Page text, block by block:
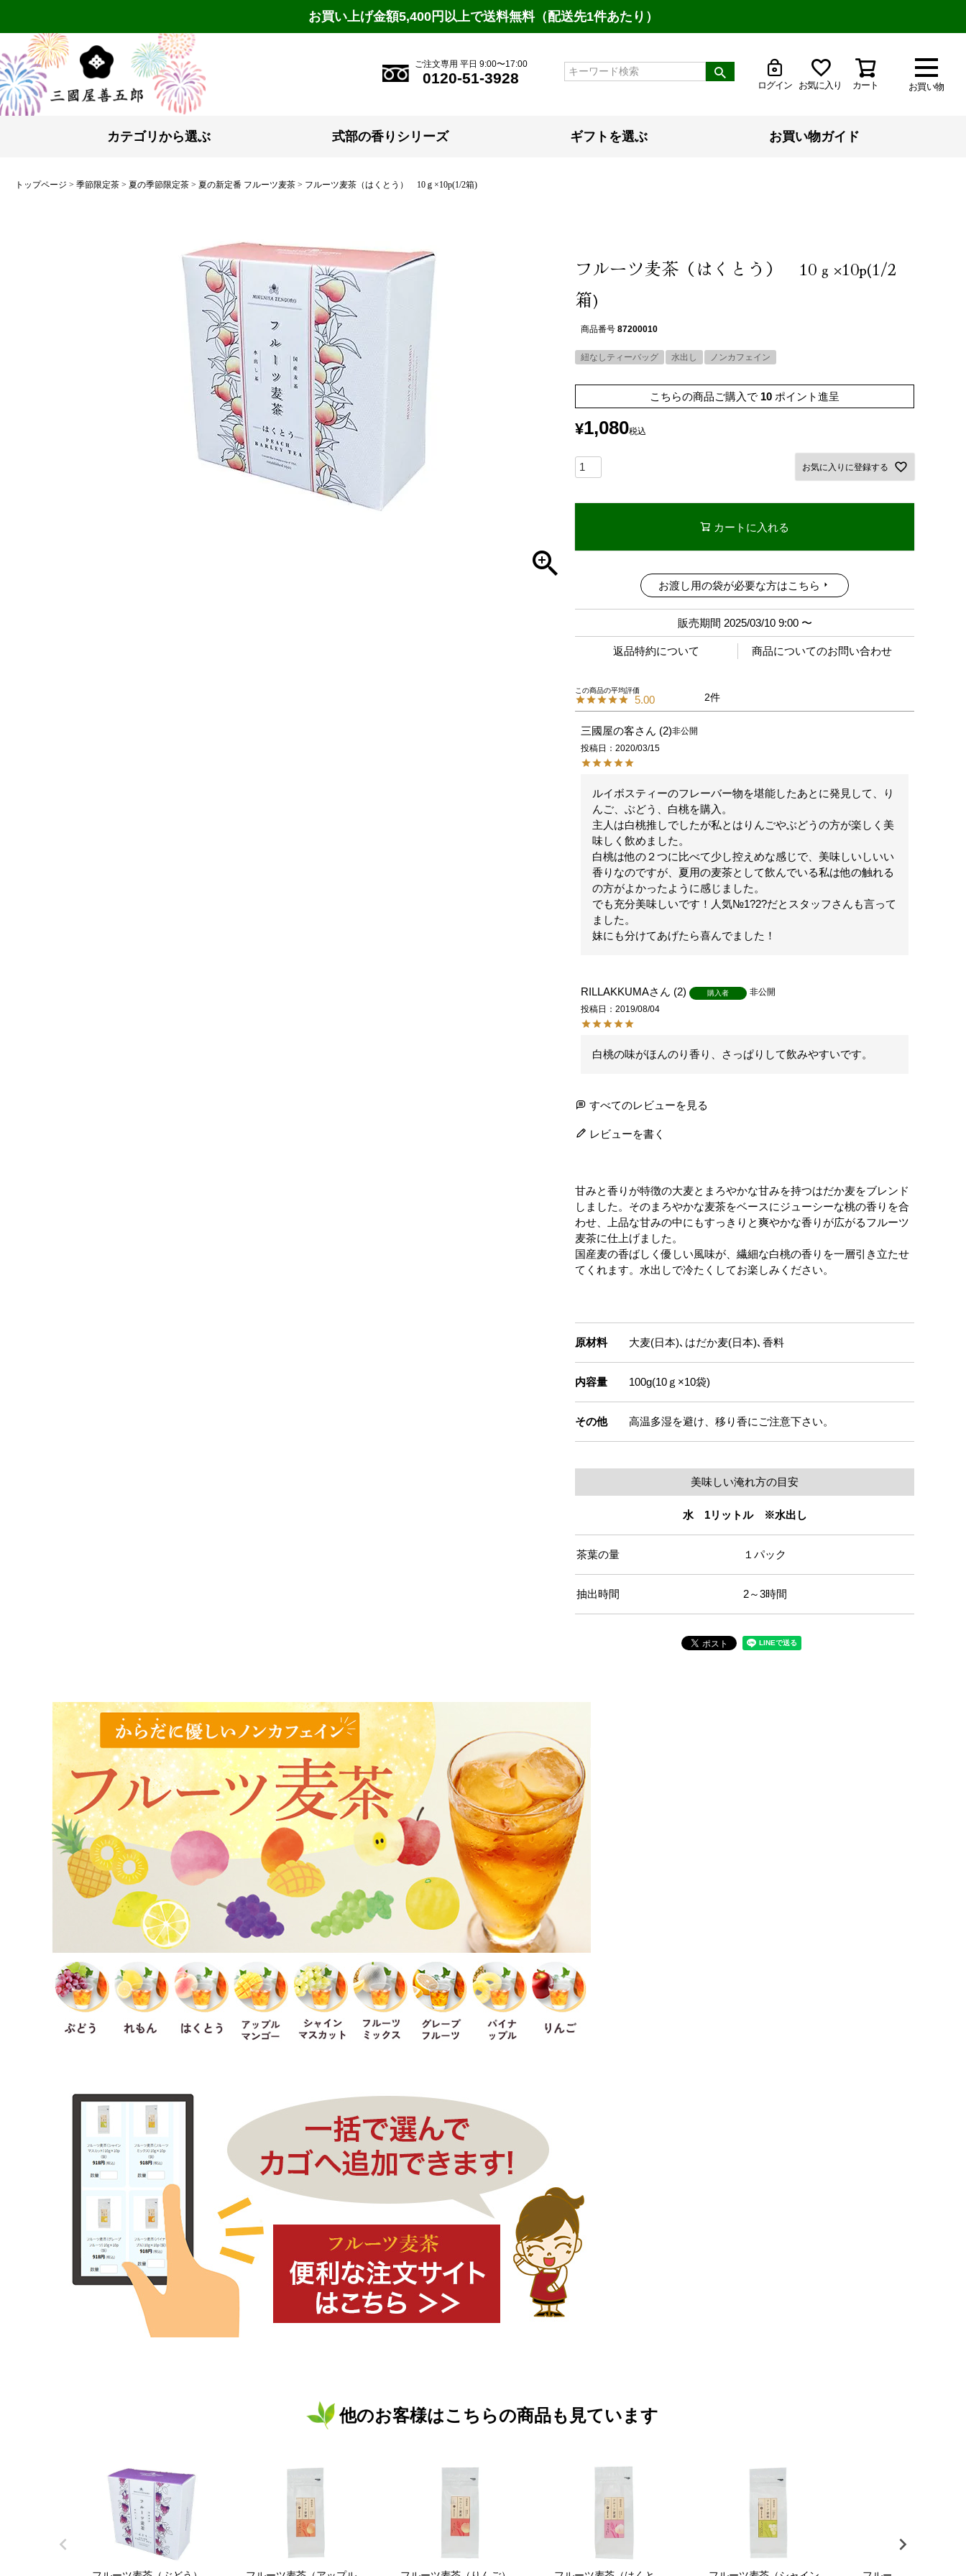
お買い上げ金額5,400円以上で送料無料（配送先1件あたり）
お買い物
ご注文専用 平日 9:00〜17:00
0120-51-3928 ログイン お気に入り カート
カテゴリから選ぶ 式部の香りシリーズ ギフトを選ぶ お買い物ガイド
トップページ 季節限定茶 夏の季節限定茶 夏の新定番 フルーツ麦茶 フルーツ麦茶（はくとう） 10ｇ×10p(1/2箱)
フルーツ麦茶（はくとう） 10ｇ×10p(1/2
箱)
商品番号 87200010
紐なしティーバッグ 水出し ノンカフェイン
こちらの商品ご購入で 10 ポイント進呈
¥1,080税込
お気に入りに登録する
カートに入れる
お渡し用の袋が必要な方はこちら
販売期間 2025/03/10 9:00 〜
返品特約について 商品についてのお問い合わせ
5.00 2
三國屋の客 2 非公開
投稿日
2020/03/15
ルイボスティーのフレーバー物を堪能したあとに発見して、り
んご、ぶどう、白桃を購入。
主人は白桃推しでしたが私とはりんごやぶどうの方が楽しく美
味しく飲めました。
白桃は他の２つに比べて少し控えめな感じで、美味しいしいい
香りなのですが、夏用の麦茶として飲んでいる私は他の触れる
の方がよかったように感じました。
でも充分美味しいです！人気№1?2?だとスタッフさんも言って
ました。
妹にも分けてあげたら喜んでました！
RILLAKKUMA 2 購入者
非公開
投稿日
2019/08/04
白桃の味がほんのり香り、さっぱりして飲みやすいです。
すべてのレビューを見る
レビューを書く
甘みと香りが特徴の大麦とまろやかな甘みを持つはだか麦をブレンド
しました。そのまろやかな麦茶をベースにジューシーな桃の香りを合
わせ、上品な甘みの中にもすっきりと爽やかな香りが広がるフルーツ
麦茶に仕上げました。
国産麦の香ばしく優しい風味が、繊細な白桃の香りを一層引き立たせ
てくれます。水出しで冷たくしてお楽しみください。
原材料 大麦(日本)､はだか麦(日本)､香料
内容量 100g(10ｇ×10袋)
その他 高温多湿を避け、移り香にご注意下さい。
美味しい淹れ方の目安
水 1リットル ※水出し
茶葉の量 １パック
抽出時間 2～3時間
他のお客様はこちらの商品も見ています